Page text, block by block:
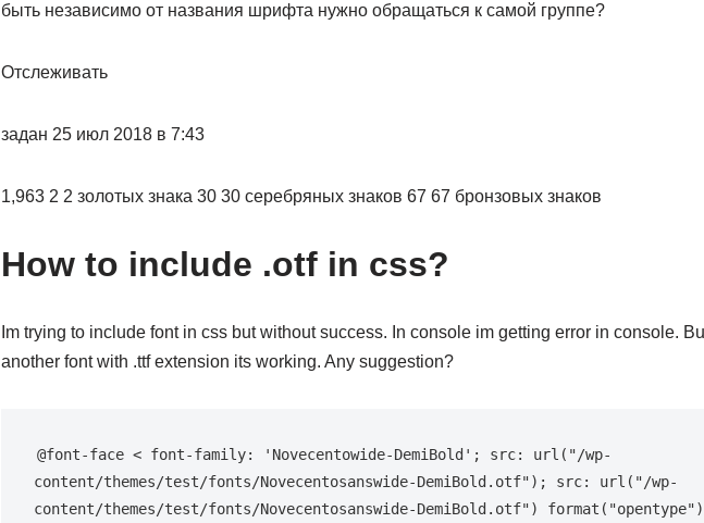
быть независимо от названия шрифта нужно обращаться к самой группе?
Отслеживать
задан 25 июл 2018 в 7:43
1,963 2 2 золотых знака 30 30 серебряных знаков 67 67 бронзовых знаков
How to include .otf in css?
Im trying to include font in css but without success. In console im getting error in console.
another font with .ttf extension its working. Any suggestion?
@font-face < font-family: 'Novecentowide-DemiBold'; src: url("/wp-
content/themes/test/fonts/Novecentosanswide-DemiBold.otf"); src: url("/wp-
content/themes/test/fonts/Novecentosanswide-DemiBold.otf")